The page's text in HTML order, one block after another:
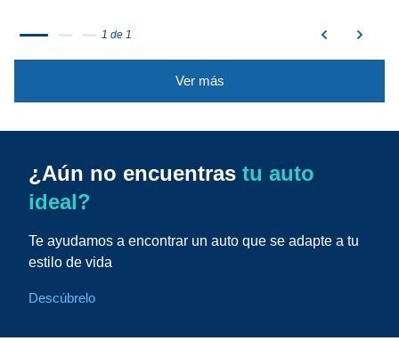
1 de 1
Ver más
¿Aún no encuentras tu auto
ideal?
Te ayudamos a encontrar un auto que se adapte a tu
estilo de vida
Descúbrelo